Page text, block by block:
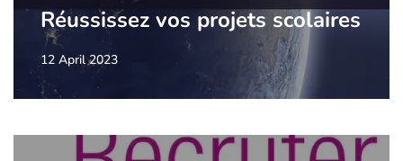
Réussissez vos projets scolaires
12 April 2023